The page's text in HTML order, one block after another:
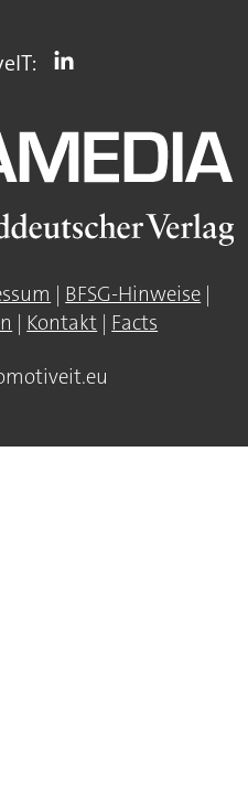
| BFSG-Hinweise |
| Kontakt | Facts